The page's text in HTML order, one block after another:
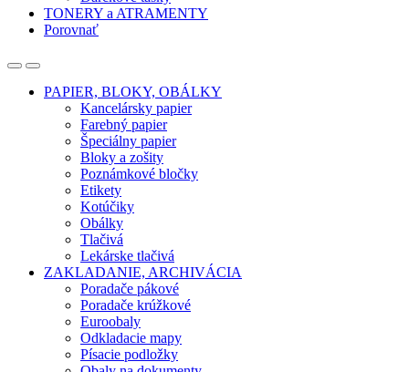
TONERY a ATRAMENTY
Porovnať
OpenClose
PAPIER, BLOKY, OBÁLKY
Kancelársky papier
Farebný papier
Špeciálny papier
Bloky a zošity
Poznámkové bločky
Etikety
Kotúčiky
Obálky
Tlačivá
Lekárske tlačivá
ZAKLADANIE, ARCHIVÁCIA
Poradače pákové
Poradače krúžkové
Euroobaly
Odkladacie mapy
Písacie podložky